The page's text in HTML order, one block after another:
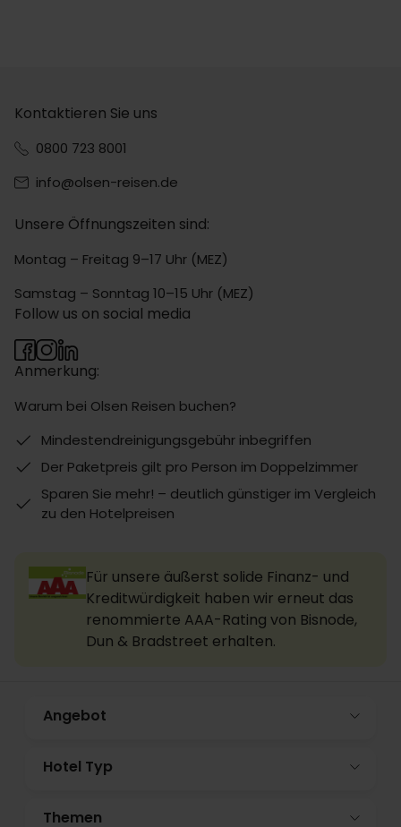
Kontaktieren Sie uns
0800 723 8001
info@olsen-reisen.de
Unsere Öffnungszeiten sind:
Montag – Freitag 9–17 Uhr (MEZ)
Samstag – Sonntag 10–15 Uhr (MEZ)
Anmerkung:
Warum bei Olsen Reisen buchen?
Mindestendreinigungsgebühr inbegriffen
Der Paketpreis gilt pro Person im Doppelzimmer
Sparen Sie mehr! – deutlich günstiger im Vergleich
zu den Hotelpreisen
Follow us on social media
Für unsere äußerst solide Finanz- und
Kreditwürdigkeit haben wir erneut das
renommierte AAA-Rating von Bisnode,
Dun & Bradstreet erhalten.
Angebot
Hotel Typ
Themen